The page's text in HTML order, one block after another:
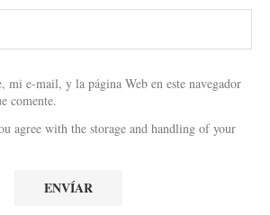
mi e-mail, y la página Web en este navegador
comente.
agree with the storage and handling of your